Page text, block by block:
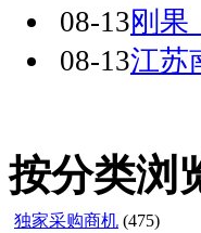
08-13刚果
08-13江苏
按分类浏
独家采购商机 (475)